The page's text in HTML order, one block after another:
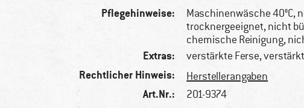
Pflegehinweise:
Maschinenwäsche 40°C,
trocknergeeignet, nicht
chemische Reinigung,
Extras: verstärkte Ferse,
Rechtlicher Hinweis: Herstellerangaben
Art.Nr.: 201-9374